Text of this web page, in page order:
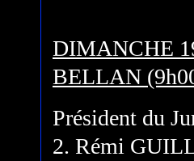
DIMANCHE
BELLAN
Président du
2. Rémi